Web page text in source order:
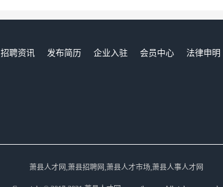
招聘资讯 发布简历 企业入驻 会员中心
法律申明
萧县人才网,萧县招聘网,萧县人才市场,萧县人事人才网